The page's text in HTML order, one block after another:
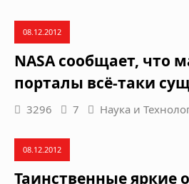
08.12.2012
NASA сообщает, что
порталы всё-таки
3296 7 Наука и
08.12.2012
Таинственные яркие